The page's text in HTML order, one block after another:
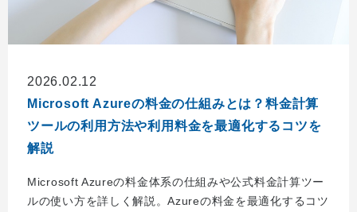
2026.02.12
Microsoft Azureの料金の仕組みとは？料金計算
ツールの利用方法や利用料金を最適化するコツを
解説
Microsoft Azureの料金体系の仕組みや公式料金計算ツー
ルの使い方を詳しく解説。Azureの料金を最適化するコツ